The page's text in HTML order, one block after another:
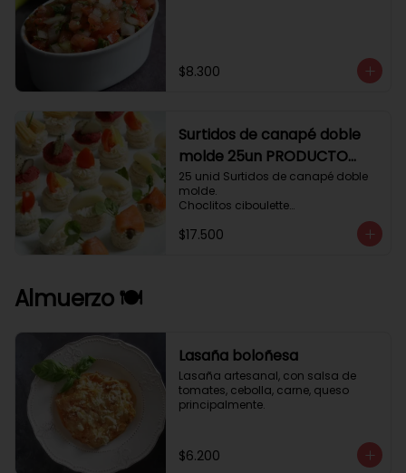
$8.300
Surtidos de canapé doble
molde 25un PRODUCTO
DELICADO .
25 unid Surtidos de canapé doble
molde.
Choclitos ciboulette
Tomate aji verde.
$17.500
Almuerzo 🍽️
Lasaña boloñesa
Lasaña artesanal, con salsa de
tomates, cebolla, carne, queso
principalmente.
$6.200